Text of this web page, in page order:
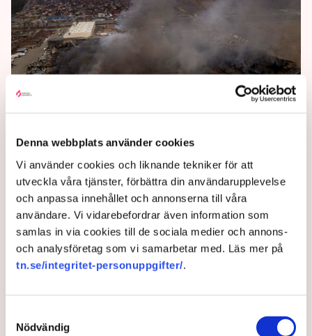
Denna webbplats använder cookies
Vi använder cookies och liknande tekniker för att
utveckla våra tjänster, förbättra din användarupplevelse
och anpassa innehållet och annonserna till våra
användare. Vi vidarebefordrar även information som
samlas in via cookies till de sociala medier och annons-
och analysföretag som vi samarbetar med. Läs mer på
tn.se/integritet-personuppgifter/.
Nödvändig
Strider rasar trots samtal om
humanitär hjälp
Samtal pågår på flera fronter om Rysslands invasion
av Ukraina.
4 years ago | Av: TT